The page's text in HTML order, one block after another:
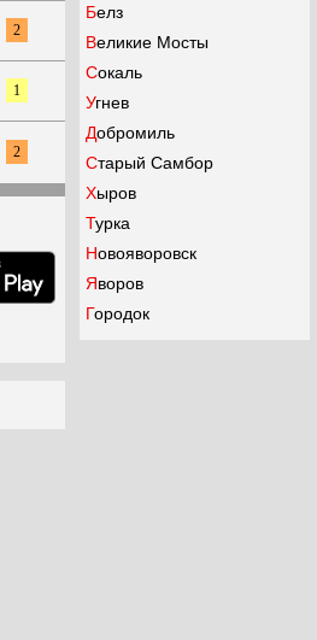
2
1
2
Белз
Великие Мосты
Сокаль
Угнев
Добромиль
Старый Самбор
Хыров
Турка
Новояворовск
Яворов
Городок